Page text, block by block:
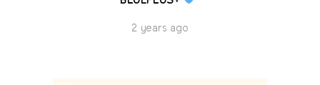
2 years ago